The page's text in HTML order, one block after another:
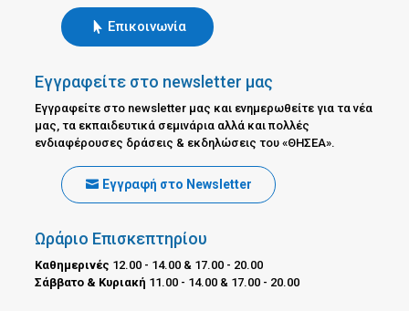
Επικοινωνία
Εγγραφείτε στο newsletter μας
Εγγραφείτε στο newsletter μας και ενημερωθείτε για τα νέα
μας, τα εκπαιδευτικά σεμινάρια αλλά και πολλές
ενδιαφέρουσες δράσεις & εκδηλώσεις του «ΘΗΣΕΑ».
Εγγραφή στο Newsletter
Ωράριο Επισκεπτηρίου
Καθημερινές 12.00 - 14.00 & 17.00 - 20.00
Σάββατο & Κυριακή 11.00 - 14.00 & 17.00 - 20.00